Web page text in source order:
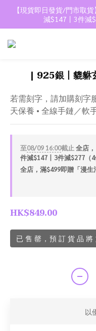
【現貨即日發貨/門市取
減$147丨3件減
| 925銀丨貔
若需刻字，請加購刻字
天保養 • 全線手鏈／軟
至08/09 16:00截止 全店
件減$147丨3件減$277（4
全店，滿$499即贈「漫生
HK$849.00
已 售 罄，預 訂 貨 品
以